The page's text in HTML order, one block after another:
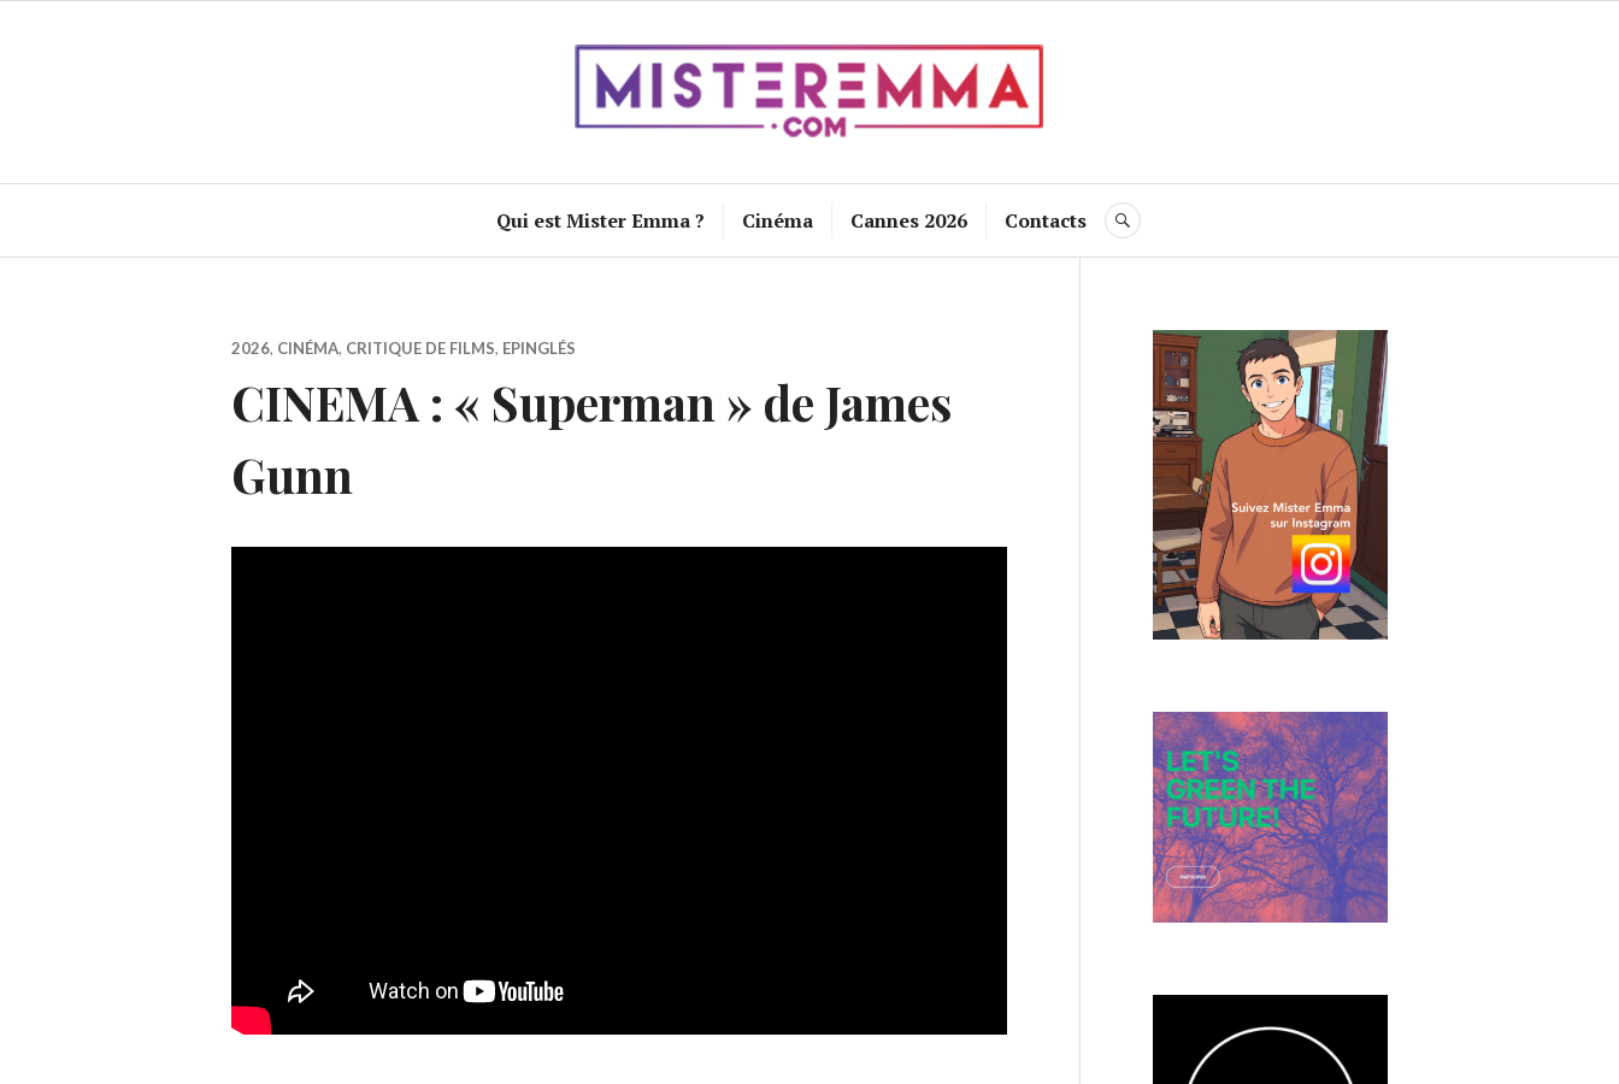
Qui est Mister Emma ? Cinéma Cannes 2026 Contacts RECHERCHE
2026, CINÉMA, CRITIQUE DE FILMS, EPINGLÉS
CINEMA : « Superman » de James
Gunn